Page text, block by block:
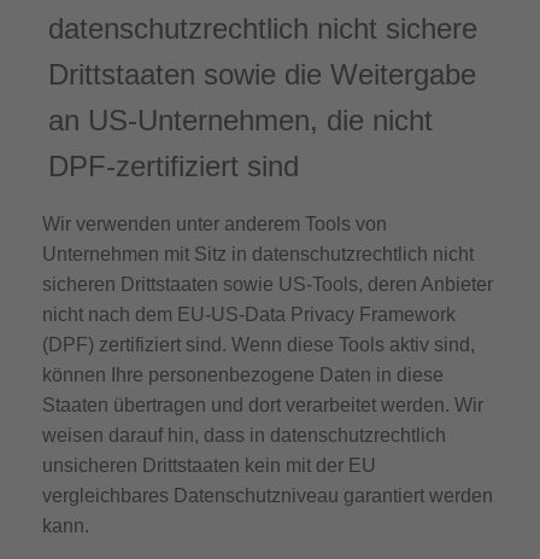
datenschutzrechtlich nicht sichere
Drittstaaten sowie die Weitergabe
an US-Unternehmen, die nicht
DPF-zertifiziert sind
Wir verwenden unter anderem Tools von
Unternehmen mit Sitz in datenschutzrechtlich nicht
sicheren Drittstaaten sowie US-Tools, deren Anbieter
nicht nach dem EU-US-Data Privacy Framework
(DPF) zertifiziert sind. Wenn diese Tools aktiv sind,
können Ihre personenbezogene Daten in diese
Staaten übertragen und dort verarbeitet werden. Wir
weisen darauf hin, dass in datenschutzrechtlich
unsicheren Drittstaaten kein mit der EU
vergleichbares Datenschutzniveau garantiert werden
kann.